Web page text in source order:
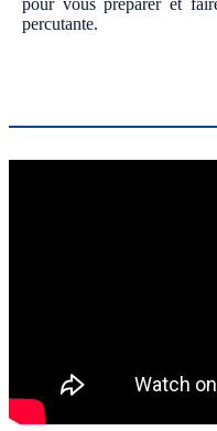
pour vous préparer et
percutante.